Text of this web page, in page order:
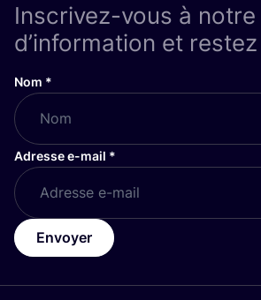
Inscrivez-vous à
d’information et
Nom *
Adresse e-mail *
Envoyer